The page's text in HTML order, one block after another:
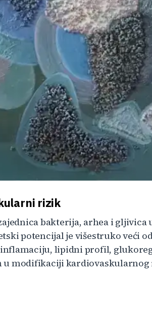
rizik
bakterija, arhea i gljivica
potencijal je višestruko veći
lipidni profil,
u modifikaciji kardiovaskularnog